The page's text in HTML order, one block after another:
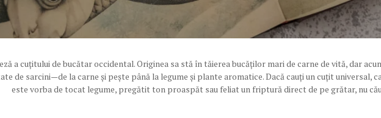
a cuțitului de bucătar occidental. Originea sa stă în tăierea bucăților mari de carne de vită, dar
de sarcini—de la carne și pește până la legume și plante aromatice. Dacă cauți un cuțit universal,
este vorba de tocat legume, pregătit ton proaspăt sau feliat un friptură direct de pe grătar, nu